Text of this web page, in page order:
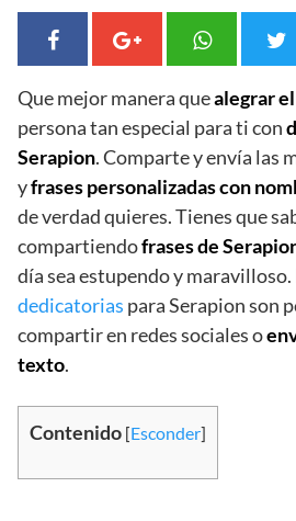
Que mejor manera quealegrar
persona tan especial para ti con
Serapion. Comparte y envía las
yfrases personalizadas con
de verdad quieres. Tienes que
compartiendofrases de
día sea estupendo y maravilloso.
dedicatorias para Serapion son
compartir en redes sociales o
texto.
Contenido [Esconder]